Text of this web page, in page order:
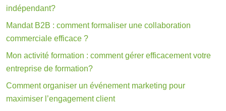
indépendant?
Mandat B2B : comment formaliser une collaboration
commerciale efficace ?
Mon activité formation : comment gérer efficacement votre
entreprise de formation?
Comment organiser un événement marketing pour
maximiser l’engagement client